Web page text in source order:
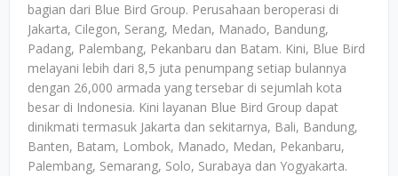
bagian dari Blue Bird Group. Perusahaan beroperasi di
Jakarta, Cilegon, Serang, Medan, Manado, Bandung,
Padang, Palembang, Pekanbaru dan Batam. Kini, Blue Bird
melayani lebih dari 8,5 juta penumpang setiap bulannya
dengan 26,000 armada yang tersebar di sejumlah kota
besar di Indonesia. Kini layanan Blue Bird Group dapat
dinikmati termasuk Jakarta dan sekitarnya, Bali, Bandung,
Banten, Batam, Lombok, Manado, Medan, Pekanbaru,
Palembang, Semarang, Solo, Surabaya dan Yogyakarta.